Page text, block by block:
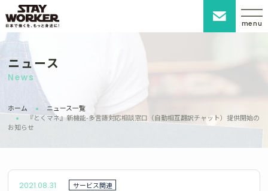
menu
ニュース
News
ホーム
ニュース一覧
『とくマネ』新機能-多言語対応相談窓口（自動相互翻訳チャット）提供開始の
お知らせ
2021.08.31 サービス関連